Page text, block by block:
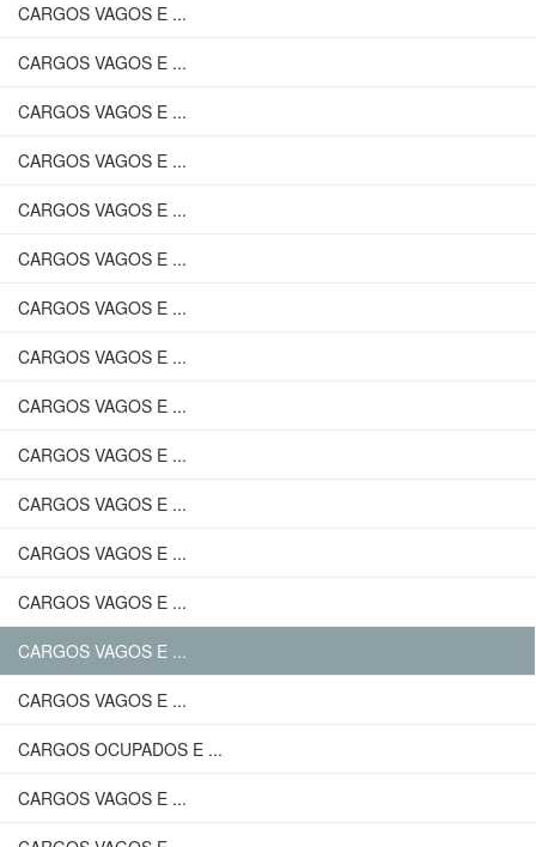
CARGOS VAGOS E ...
CARGOS VAGOS E ...
CARGOS VAGOS E ...
CARGOS VAGOS E ...
CARGOS VAGOS E ...
CARGOS VAGOS E ...
CARGOS VAGOS E ...
CARGOS VAGOS E ...
CARGOS VAGOS E ...
CARGOS VAGOS E ...
CARGOS VAGOS E ...
CARGOS VAGOS E ...
CARGOS VAGOS E ...
CARGOS VAGOS E ...
CARGOS VAGOS E ...
CARGOS OCUPADOS E ...
CARGOS VAGOS E ...